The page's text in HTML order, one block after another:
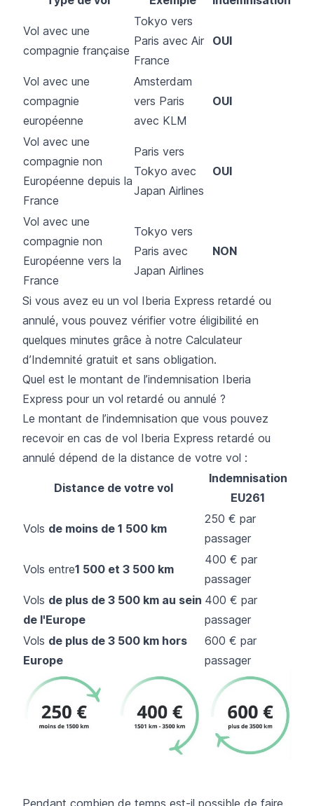
Vol avec une
compagnie française
Tokyo vers
Paris avec Air
France
OUI
Vol avec une
compagnie
européenne
Amsterdam
vers Paris
avec KLM
OUI
Vol avec une
compagnie non
Européenne depuis la
France
Paris vers
Tokyo avec
Japan Airlines
OUI
Vol avec une
compagnie non
Européenne vers la
France
Tokyo vers
Paris avec
Japan Airlines
NON
Si vous avez eu un vol Iberia Express retardé ou
annulé, vous pouvez vérifier votre éligibilité en
quelques minutes grâce à notre Calculateur
d’Indemnité gratuit et sans obligation.
Quel est le montant de l’indemnisation Iberia
Express pour un vol retardé ou annulé ?
Le montant de l’indemnisation que vous pouvez
recevoir en cas de vol Iberia Express retardé ou
annulé dépend de la distance de votre vol :
Distance de votre vol
Indemnisation
EU261
Vols de moins de 1 500 km
250 € par
passager
Vols entre1 500 et 3 500 km
400 € par
passager
Vols de plus de 3 500 km au sein
de l'Europe
400 € par
passager
Vols de plus de 3 500 km hors
Europe
600 € par
passager